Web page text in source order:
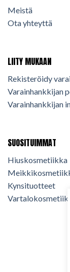
Meistä
Ota yhteyttä
LIITY MUKAAN
Rekisteröidy
Varainhankkijan
Varainhankkijan
SUOSITUIMMAT
Hiuskosmetiikka
Kynsituotteet